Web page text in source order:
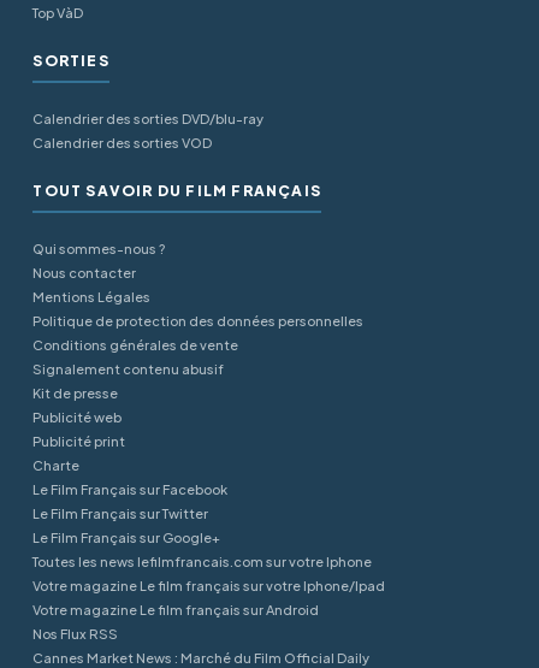
Top VàD
SORTIES
Calendrier des sorties DVD/blu-ray
Calendrier des sorties VOD
TOUT SAVOIR DU FILM FRANÇAIS
Qui sommes-nous ?
Nous contacter
Mentions Légales
Politique de protection des données personnelles
Conditions générales de vente
Signalement contenu abusif
Kit de presse
Publicité web
Publicité print
Charte
Le Film Français sur Facebook
Le Film Français sur Twitter
Le Film Français sur Google+
Toutes les news lefilmfrancais.com sur votre Iphone
Votre magazine Le film français sur votre Iphone/Ipad
Votre magazine Le film français sur Android
Nos Flux RSS
Cannes Market News : Marché du Film Official Daily